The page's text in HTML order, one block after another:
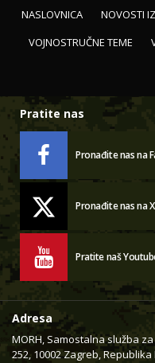
NASLOVNICA NOVOSTI
VOJNOSTRUČNE TEME
Pratite nas
Pronađite nas na
Pronađite nas na
Pratite naš
Adresa
MORH, Samostalna služba
252, 10002 Zagreb,